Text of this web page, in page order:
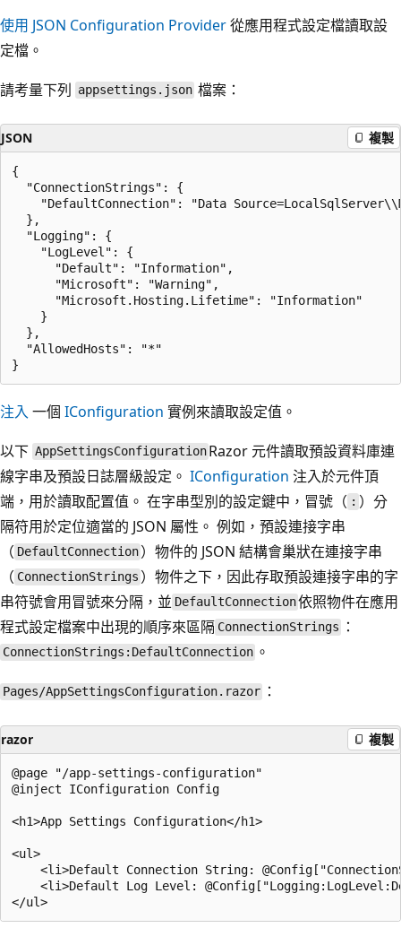
使用 JSON Configuration Provider從應用程式設定檔讀取設
定檔。
請考量下列 appsettings.json 檔案：
JSON 複製
{
  "ConnectionStrings": {
"DefaultConnection": "Data
  },
  "Logging": {
    "LogLevel": {
      "Default": "Information",
      "Microsoft": "Warning",
      "Microsoft.Hosting.Lifetime": "Information"
    }
  },
  "AllowedHosts": "*"
注入 一個 IConfiguration 實例來讀取設定值。
以下 AppSettingsConfiguration Razor 元件讀取預設資料庫連
線字串及預設日誌層級設定。 IConfiguration 注入於元件頂
端，用於讀取配置值。 在字串型別的設定鍵中，冒號（ : ）分
隔符用於定位適當的 JSON 屬性。 例如，預設連接字串
（ DefaultConnection ）物件的 JSON 結構會巢狀在連接字串
（ ConnectionStrings ）物件之下，因此存取預設連接字串的字
串符號會用冒號來分隔，並 DefaultConnection依照物件在應用
程式設定檔案中出現的順序來區隔 ConnectionStrings ：
ConnectionStrings:DefaultConnection 。
Pages/AppSettingsConfiguration.razor ：
razor 複製
@page "/app-settings-configuration"
@inject IConfiguration Config
<h1>App Settings Configuration</h1>
<ul>
<li>Default Connection String:
<li>Default Log Level: